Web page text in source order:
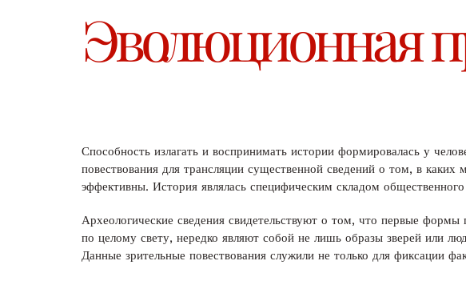
Эволюционная
Способность излагать и воспринимать истории формировалась у
повествования для трансляции существенной сведений о том, в
эффективны. История являлась специфическим складом
Археологические сведения свидетельствуют о том, что первые
по целому свету, нередко являют собой не лишь образы зверей или
Данные зрительные повествования служили не только для фиксации